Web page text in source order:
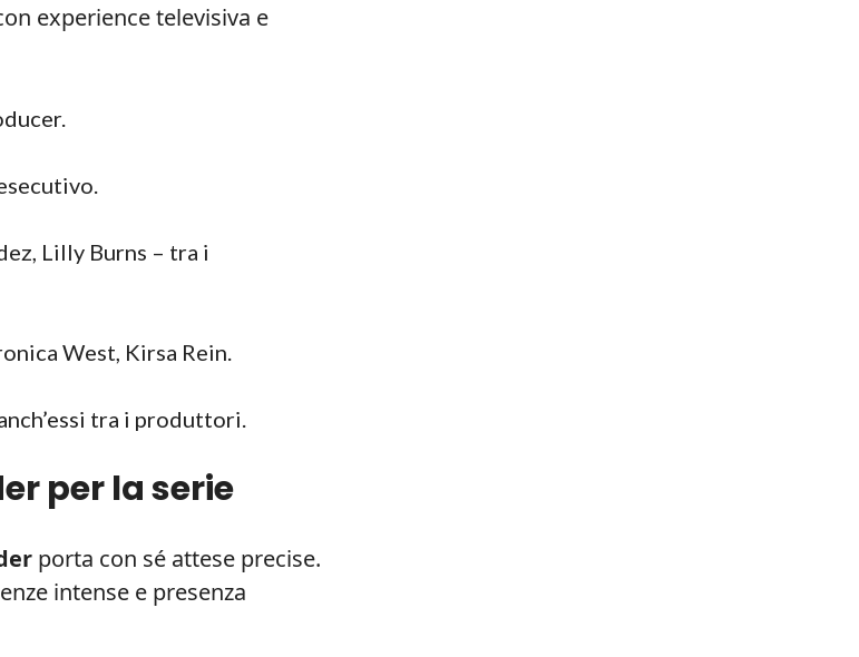
experience televisiva e
Lilly Burns – tra i
West, Kirsa Rein.
tra i produttori.
per la serie
porta con sé attese precise.
intense e presenza